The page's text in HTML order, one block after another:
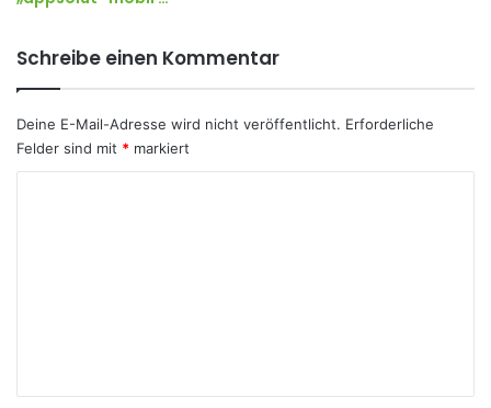
Schreibe einen Kommentar
Deine E-Mail-Adresse wird nicht veröffentlicht. Erforderliche
Felder sind mit * markiert